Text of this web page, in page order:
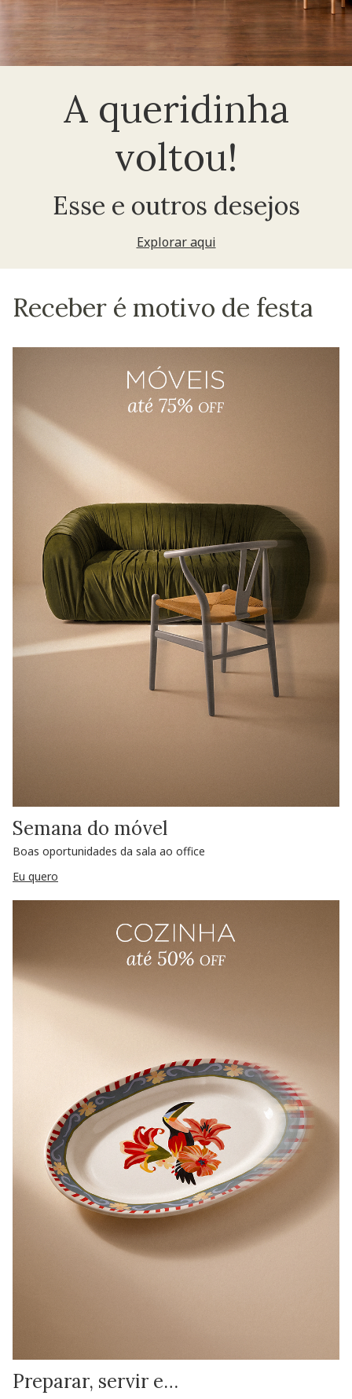
A queridinha
voltou!
Esse e outros desejos
Explorar aqui
Receber é motivo de festa
Semana do móvel
Boas oportunidades da sala ao office
Eu quero
Preparar, servir e…